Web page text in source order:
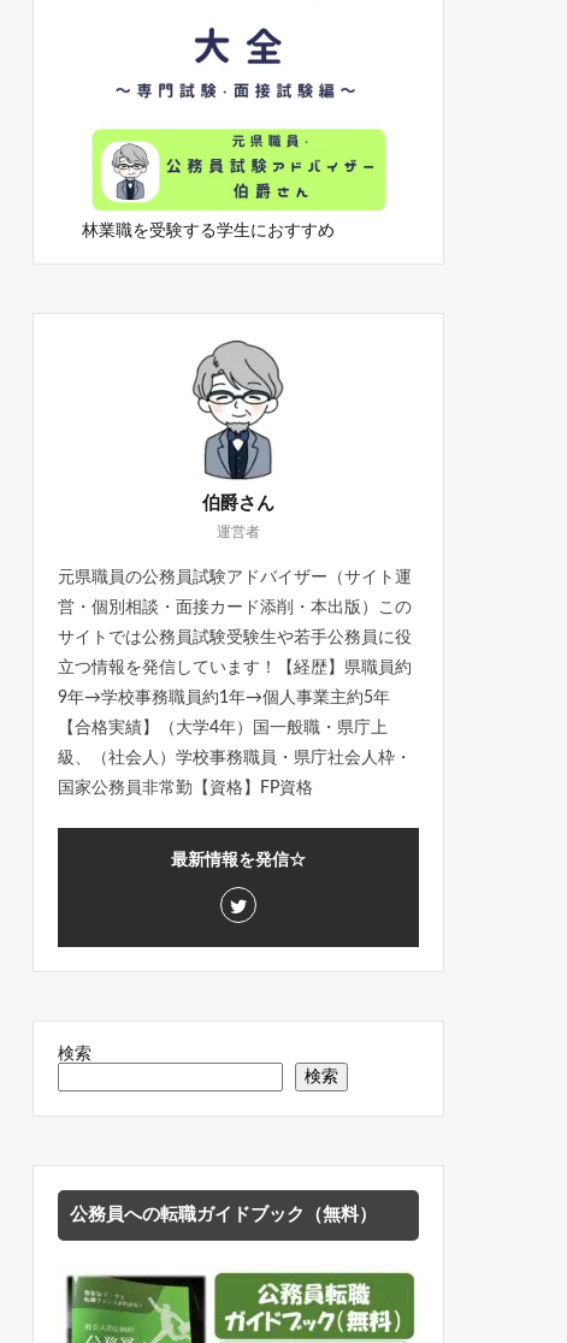
林業職を受験する学生におすすめ
伯爵さん
運営者
元県職員の公務員試験アドバイザー（サイト運
営・個別相談・面接カード添削・本出版）この
サイトでは公務員試験受験生や若手公務員に役
立つ情報を発信しています！【経歴】県職員約
9年→学校事務職員約1年→個人事業主約5年
【合格実績】（大学4年）国一般職・県庁上
級、（社会人）学校事務職員・県庁社会人枠・
国家公務員非常勤【資格】FP資格
最新情報を発信☆
検索
検索
公務員への転職ガイドブック（無料）